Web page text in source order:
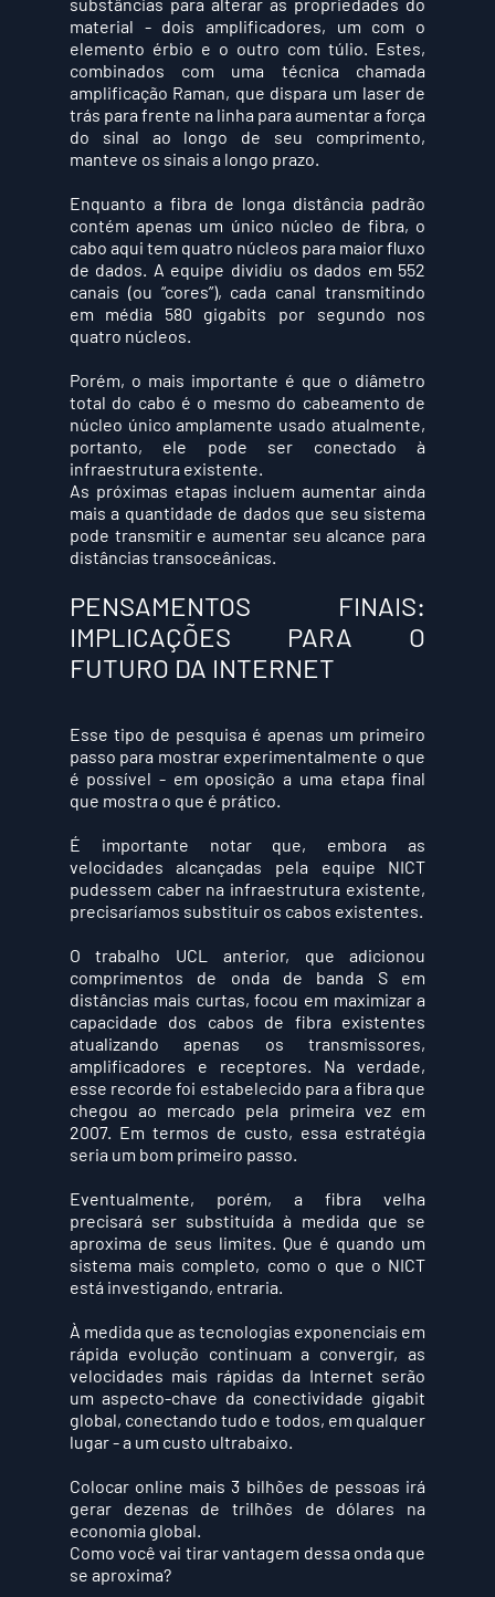
substâncias para alterar as propriedades do
material - dois amplificadores, um com o
elemento érbio e o outro com túlio. Estes,
combinados com uma técnica chamada
amplificação Raman, que dispara um laser de
trás para frente na linha para aumentar a força
do sinal ao longo de seu comprimento,
manteve os sinais a longo prazo.
Enquanto a fibra de longa distância padrão
contém apenas um único núcleo de fibra, o
cabo aqui tem quatro núcleos para maior fluxo
de dados. A equipe dividiu os dados em 552
canais (ou “cores”), cada canal transmitindo
em média 580 gigabits por segundo nos
quatro núcleos.
Porém, o mais importante é que o diâmetro
total do cabo é o mesmo do cabeamento de
núcleo único amplamente usado atualmente,
portanto, ele pode ser conectado à
infraestrutura existente.
As próximas etapas incluem aumentar ainda
mais a quantidade de dados que seu sistema
pode transmitir e aumentar seu alcance para
distâncias transoceânicas.
PENSAMENTOS FINAIS:
IMPLICAÇÕES PARA O
FUTURO DA INTERNET
Esse tipo de pesquisa é apenas um primeiro
passo para mostrar experimentalmente o que
é possível - em oposição a uma etapa final
que mostra o que é prático.
É importante notar que, embora as
velocidades alcançadas pela equipe NICT
pudessem caber na infraestrutura existente,
precisaríamos substituir os cabos existentes.
O trabalho UCL anterior, que adicionou
comprimentos de onda de banda S em
distâncias mais curtas, focou em maximizar a
capacidade dos cabos de fibra existentes
atualizando apenas os transmissores,
amplificadores e receptores. Na verdade,
esse recorde foi estabelecido para a fibra que
chegou ao mercado pela primeira vez em
2007. Em termos de custo, essa estratégia
seria um bom primeiro passo.
Eventualmente, porém, a fibra velha
precisará ser substituída à medida que se
aproxima de seus limites. Que é quando um
sistema mais completo, como o que o NICT
está investigando, entraria.
À medida que as tecnologias exponenciais em
rápida evolução continuam a convergir, as
velocidades mais rápidas da Internet serão
um aspecto-chave da conectividade gigabit
global, conectando tudo e todos, em qualquer
lugar - a um custo ultrabaixo.
Colocar online mais 3 bilhões de pessoas irá
gerar dezenas de trilhões de dólares na
economia global.
Como você vai tirar vantagem dessa onda que
se aproxima?